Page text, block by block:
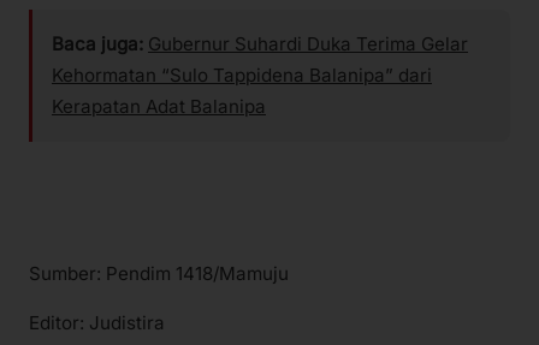
Baca juga: Gubernur Suhardi Duka Terima Gelar
Kehormatan “Sulo Tappidena Balanipa” dari
Kerapatan Adat Balanipa
Sumber: Pendim 1418/Mamuju
Editor: Judistira